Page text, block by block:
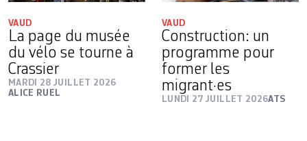
VAUD
La page du musée
du vélo se tourne à
Crassier
MARDI 28 JUILLET 2026
ALICE RUEL
VAUD
Construction: un
programme pour
former les
migrant·es
LUNDI 27 JUILLET 2026ATS